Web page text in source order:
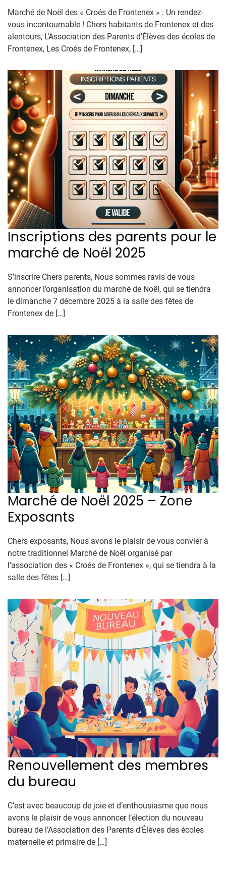
Marché de Noël des « Croés de Frontenex » : Un rendez-
vous incontournable ! Chers habitants de Frontenex et des
alentours, L’Association des Parents d’Élèves des écoles de
Frontenex, Les Croés de Frontenex, […]
Inscriptions des parents pour le
marché de Noël 2025
S’inscrire Chers parents, Nous sommes ravis de vous
annoncer l’organisation du marché de Noël, qui se tiendra
le dimanche 7 décembre 2025 à la salle des fêtes de
Frontenex de […]
Marché de Noël 2025 – Zone
Exposants
Chers exposants, Nous avons le plaisir de vous convier à
notre traditionnel Marché de Noël organisé par
l’association des « Croés de Frontenex », qui se tiendra à la
salle des fêtes […]
Renouvellement des membres
du bureau
C’est avec beaucoup de joie et d’enthousiasme que nous
avons le plaisir de vous annoncer l’élection du nouveau
bureau de l’Association des Parents d’Élèves des écoles
maternelle et primaire de […]